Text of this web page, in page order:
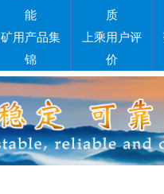
能
矿用产品集
锦
质
上乘用户评
价